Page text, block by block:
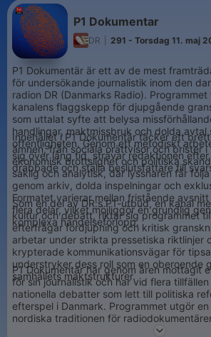
P1 Dokumentar
DR 291 - Torsdag 11. maj
P1 Dokumentär är ett av de mest
för undersökande journalistik inom den
radion DR (Danmarks Radio).
kanalens flaggskepp för djupgående
som uttalat syfte att belysa
handlingar, maktmissbruk och dolda avtal
offentligheten. Genom ett metodiskt
sig över lång tid, strävar redaktionen
drabbade och ställa beslutsfattare till
Innehållet i P1 Dokumentär täcker ett
ämnen, från sociala orättvisor och brister
ekonomisk brottslighet och politiska
saklig och analytisk, där lyssnaren får
genom arkiv, dolda inspelningar och
Formatet varierar mellan fristående
flera delar, vilket möjliggör en grundlig
komplexa händelseförlopp.
Som en del av DR:s P1-utbud, en kanal
kultur och debatt, riktar sig programmet
efterfrågar fördjupning och kritisk
arbetar under strikta pressetiska riktlinjer
krypterade kommunikationsvägar för
understryker dess roll som en oberoende
samhällets maktstrukturer.
P1 Dokumentär har genom åren mottagit
för sin journalistik och har vid flera
nationella debatter som lett till politiska
efterspel i Danmark. Programmet utgör
nordiska traditionen för
kombinerar klassiskt reportage med